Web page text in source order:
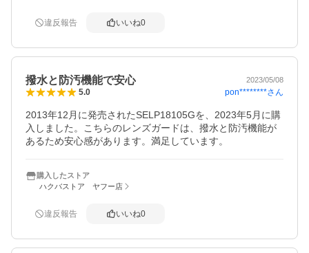
違反報告 いいね0
撥水と防汚機能で安心 2023/05/08
5.0 pon********さん
2013年12月に発売されたSELP18105Gを、2023年5月に購
入しました。こちらのレンズガードは、撥水と防汚機能が
あるため安心感があります。満足しています。
購入したストア
ハクバストア ヤフー店
違反報告 いいね0